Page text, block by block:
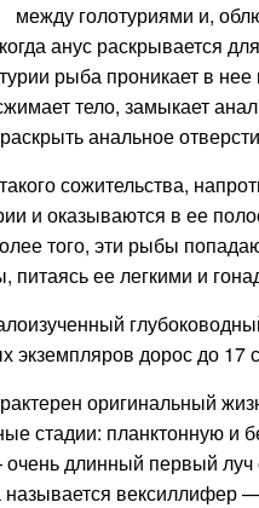
между голотуриями и,
анус раскрывается
рыба проникает в нее
тело, замыкает
анальное
сожительства,
и оказываются в ее
того, эти рыбы
питаясь ее легкими и
дорос до 17
оригинальный
стадии: планктонную и
длинный первый
вексиллифер